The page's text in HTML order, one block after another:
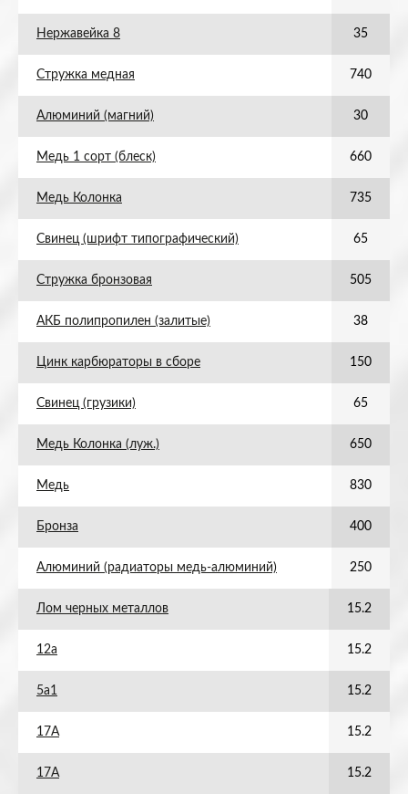
Нержавейка 8 35
Стружка медная 740
Алюминий (магний) 30
Медь 1 сорт (блеск) 660
Медь Колонка 735
Свинец (шрифт типографический) 65
Стружка бронзовая 505
АКБ полипропилен (залитые) 38
Цинк карбюраторы в сборе 150
Свинец (грузики) 65
Медь Колонка (луж.) 650
Медь 830
Бронза 400
Алюминий (радиаторы медь-алюминий) 250
Лом черных металлов 15.2
12а 15.2
5а1 15.2
17А 15.2
17А 15.2